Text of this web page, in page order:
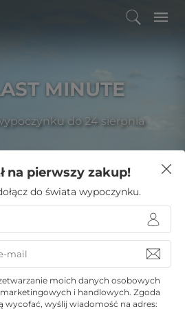
MINUTE
do 24 sierpnia
» Beskidzie Niskie »
na pierwszy zakup!
do świata wypoczynku.
moich danych osobowych
i handlowych. Zgoda
wycofać, wyślij wiadomość na adres: